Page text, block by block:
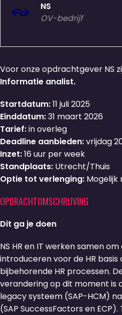
NS
OV-bedrijf
Voor onze opdrachtgever NS
Informatie analist.
Startdatum:11 juli 2025
Einddatum:31 maart 2026
Tarief:in overleg
Deadline aanbieden:vrijdag
Inzet:16 uur per week
Standplaats: Utrecht/Thuis
Optie tot verlenging:
OPDRACHTOMSCHRIJVING
Dit ga je doen
NS HR en IT werken samen
introduceren voor de HR
bijbehorende HR processen.
verandering op dit moment is
legacy systeem (SAP-HCM)
(SAP SuccessFactors en